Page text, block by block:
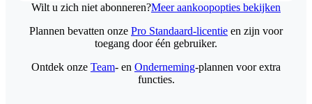
Wilt u zich niet abonneren?Meer aankoopopties bekijken
Plannen bevatten onze Pro Standaard-licentie en zijn voor
toegang door één gebruiker.
Ontdek onze Team- en Onderneming-plannen voor extra
functies.